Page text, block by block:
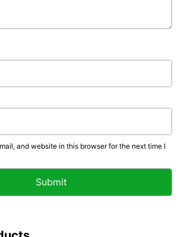
and website in this browser for the next time I